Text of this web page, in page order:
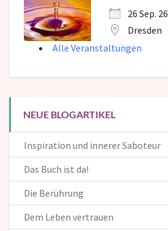
26 Sep. 26
Dresden
Alle Veranstaltungen
NEUE BLOGARTIKEL
Inspiration und innerer Saboteur
Das Buch ist da!
Die Berührung
Dem Leben vertrauen